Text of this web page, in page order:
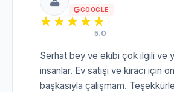
GOOGLE
5.0
Serhat bey ve ekibi çok ilgili ve
insanlar. Ev satışı ve kiracı için
başkasıyla çalışmam.